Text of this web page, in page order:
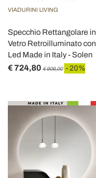
VIADURINI LIVING
Specchio Rettangolare in
Vetro Retroilluminato con
Led Made in Italy - Solen
€ 724,80 € 906,00 - 20%